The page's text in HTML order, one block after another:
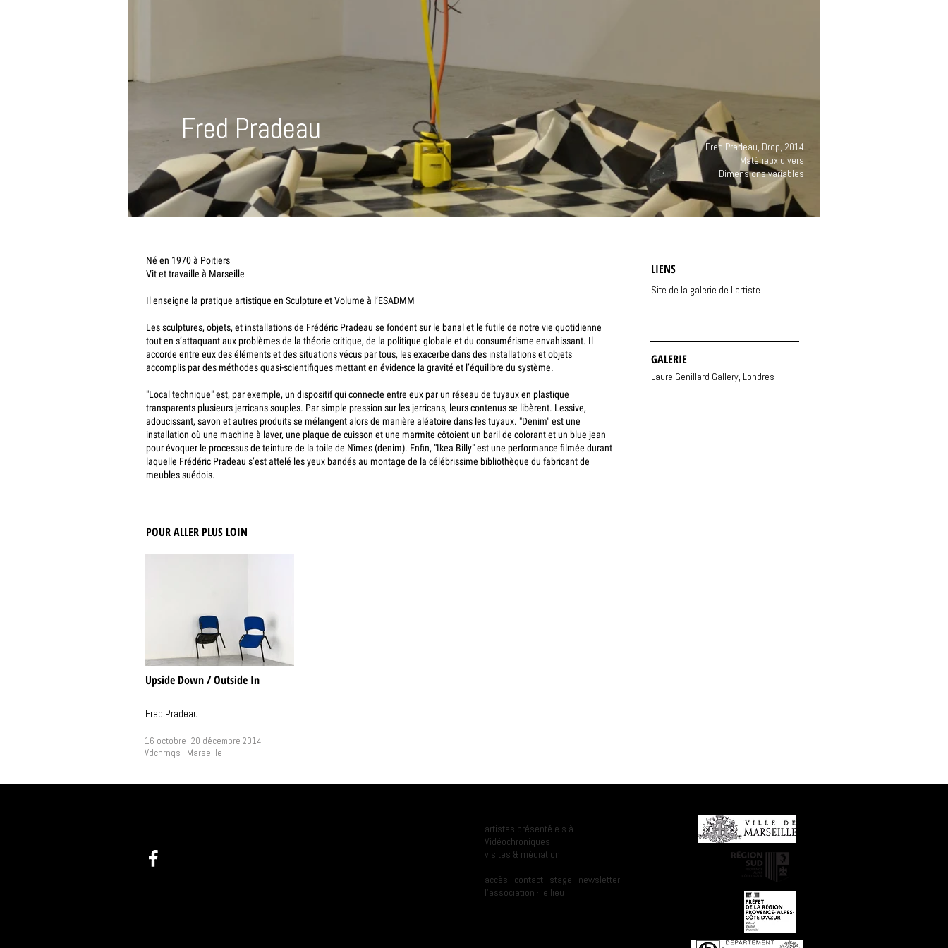
Fred Pradeau
Fred Pradeau, Drop, 2014
Matériaux divers
Dimensions variables
Né en 1970 à Poitiers
Vit et travaille à Marseille
Il enseigne la pratique artistique en Sculpture et Volume à l’ESADMM
Les sculptures, objets, et installations de Frédéric Pradeau se fondent sur le banal et le futile de notre vie quotidienne
tout en s’attaquant aux problèmes de la théorie critique, de la politique globale et du consumérisme envahissant. Il
accorde entre eux des éléments et des situations vécus par tous, les exacerbe dans des installations et objets
accomplis par des méthodes quasi-scientifiques mettant en évidence la gravité et l’équilibre du système.
"Local technique" est, par exemple, un dispositif qui connecte entre eux par un réseau de tuyaux en plastique
transparents plusieurs jerricans souples. Par simple pression sur les jerricans, leurs contenus se libèrent. Lessive,
adoucissant, savon et autres produits se mélangent alors de manière aléatoire dans les tuyaux. "Denim" est une
installation où une machine à laver, une plaque de cuisson et une marmite côtoient un baril de colorant et un blue jean
pour évoquer le processus de teinture de la toile de Nîmes (denim). Enfin, "Ikea Billy" est une performance filmée durant
laquelle Frédéric Pradeau s’est attelé les yeux bandés au montage de la célébrissime bibliothèque du fabricant de
meubles suédois.
LIENS
Site de la galerie de l'artiste
GALERIE
Laure Genillard Gallery, Londres
POUR ALLER PLUS LOIN
Upside Down / Outside In
Fred Pradeau
16 octobre -20 décembre 2014
Vdchrnqs · Marseille
artistes présenté·e·s à
Vidéochroniques
visites & médiation
accès · contact · stage · newsletter
l'association · le lieu